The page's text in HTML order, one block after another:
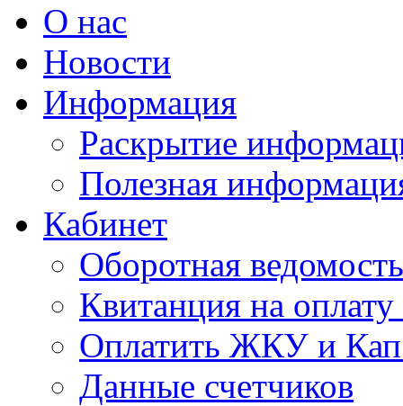
О нас
Новости
Информация
Раскрытие
Полезная
Кабинет
Оборотная ведомость
Квитанция на
Оплатить ЖКУ и
Данные счетчиков